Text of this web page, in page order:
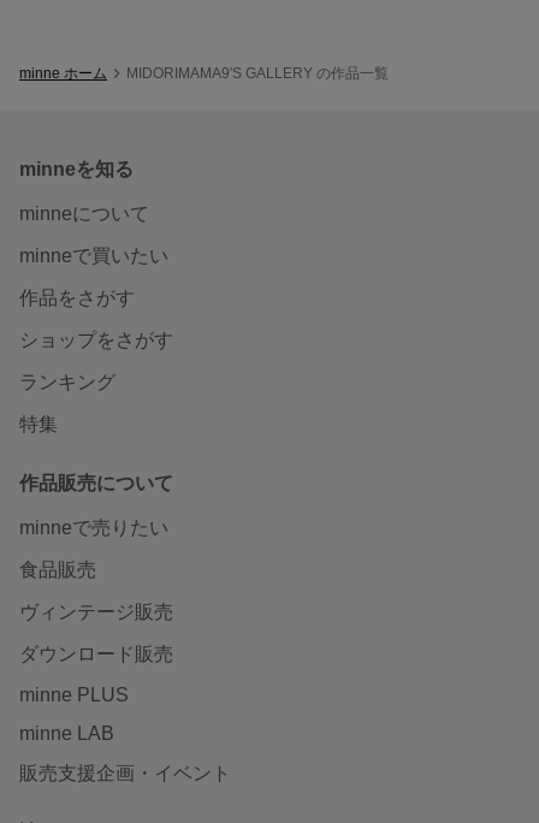
minne ホーム MIDORIMAMA9'S GALLERY の作品一覧
minneを知る
minneについて
minneで買いたい
作品をさがす
ショップをさがす
ランキング
特集
作品販売について
minneで売りたい
食品販売
ヴィンテージ販売
ダウンロード販売
minne PLUS
minne LAB
販売支援企画・イベント